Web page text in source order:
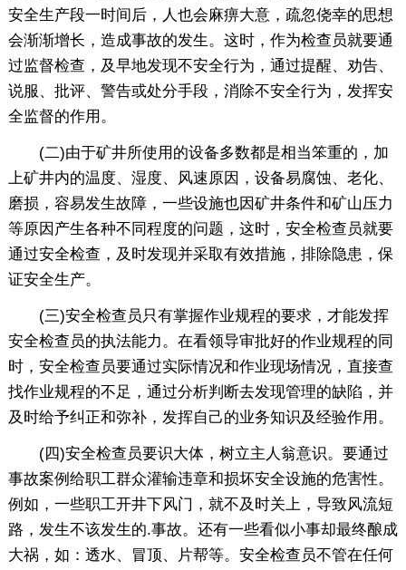
安全生产段一时间后，人也会麻痹大意，疏忽侥幸的思想
会渐渐增长，造成事故的发生。这时，作为检查员就要通
过监督检查，及早地发现不安全行为，通过提醒、劝告、
说服、批评、警告或处分手段，消除不安全行为，发挥安
全监督的作用。
(二)由于矿井所使用的设备多数都是相当笨重的，加
上矿井内的温度、湿度、风速原因，设备易腐蚀、老化、
磨损，容易发生故障，一些设施也因矿井条件和矿山压力
等原因产生各种不同程度的问题，这时，安全检查员就要
通过安全检查，及时发现并采取有效措施，排除隐患，保
证安全生产。
(三)安全检查员只有掌握作业规程的要求，才能发挥
安全检查员的执法能力。在看领导审批好的作业规程的同
时，安全检查员要通过实际情况和作业现场情况，直接查
找作业规程的不足，通过分析判断去发现管理的缺陷，并
及时给予纠正和弥补，发挥自己的业务知识及经验作用。
(四)安全检查员要识大体，树立主人翁意识。要通过
事故案例给职工群众灌输违章和损坏安全设施的危害性。
例如，一些职工开井下风门，就不及时关上，导致风流短
路，发生不该发生的.事故。还有一些看似小事却最终酿成
大祸，如：透水、冒顶、片帮等。安全检查员不管在任何